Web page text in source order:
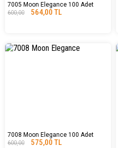
7005 Moon Elegance 100 Adet
600,00
564,00 TL
7008 Moon Elegance 100 Adet
600,00
575,00 TL